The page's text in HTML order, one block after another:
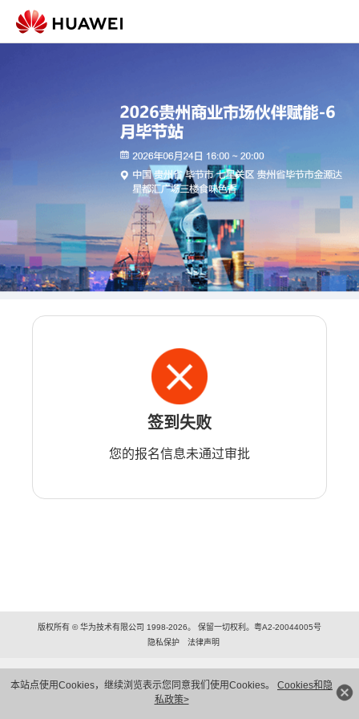
本站点使用Cookies，继续浏览表示您同意我们使用Cookies。 Cookies和隐
私政策>
签到失败
您的报名信息未通过审批
版权所有 © 华为技术有限公司 1998-2026。 保留一切权利。粤A2-20044005号
隐私保护
法律声明